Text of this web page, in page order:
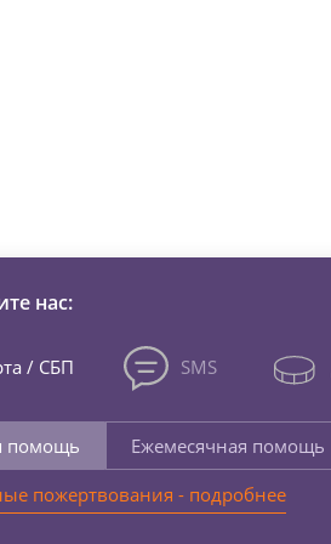
нас:
/ СБП SMS
помощь
Ежемесячная помощь
пожертвования - подробнее